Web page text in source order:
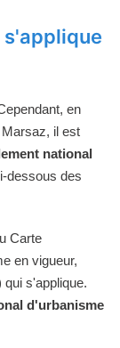
s'applique
en
Marsaz, il est
national
dessous des
Carte
en vigueur,
s'applique.
d'urbanisme